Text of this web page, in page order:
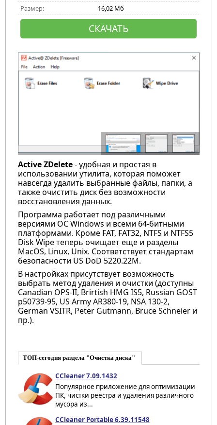
Размер: 16,02 Мб
СКАЧАТЬ
Active ZDelete- удобная и простая в
использовании утилита, которая поможет
навсегда удалить выбранные файлы, папки, а
также очистить диск без возможности
восстановления данных.
Программа работает под различными
версиями ОС Windows и всеми 64-битными
платформами. Кроме FAT, FAT32, NTFS и NTFS5
Disk Wipe теперь очищает еще и разделы
MacOS, Linux, Unix. Соответствует стандартам
безопасности US DoD 5220.22M.
В настройках присутствует возможность
выбрать метод удаления и очистки (доступны
Canadian OPS-II, Brirtish HMG IS5, Russian GOST
p50739-95, US Army AR380-19, NSA 130-2,
German VSITR, Peter Gutmann, Bruce Schneier и
пр.).
ТОП-сегодня раздела "Очистка диска"
CCleaner 7.09.1432
Популярное приложение для оптимизации
ПК, чистки реестра и удаления различного
мусора из...
CCleaner Portable 6.39.11548